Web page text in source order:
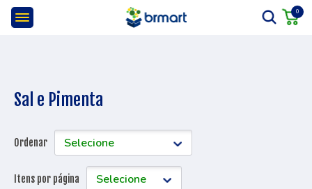
0
Sal e Pimenta
Ordenar
Itens por página